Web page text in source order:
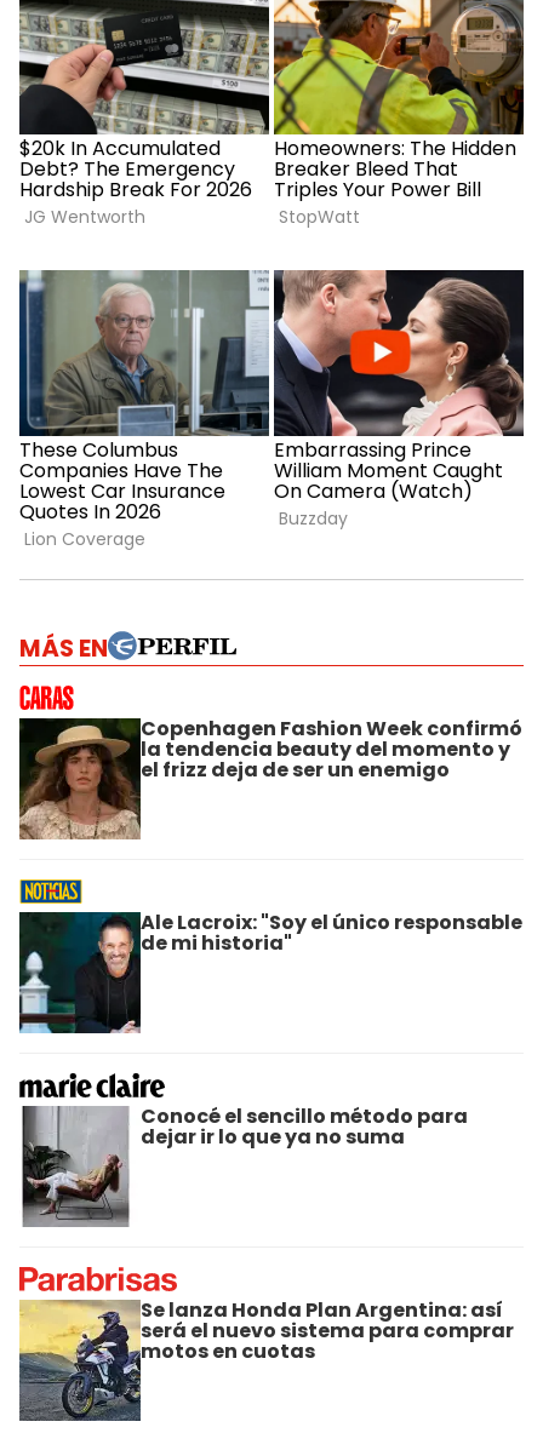
MÁS EN
Copenhagen Fashion Week confirmó
la tendencia beauty del momento y
el frizz deja de ser un enemigo
Ale Lacroix: "Soy el único responsable
de mi historia"
Conocé el sencillo método para
dejar ir lo que ya no suma
Se lanza Honda Plan Argentina: así
será el nuevo sistema para comprar
motos en cuotas